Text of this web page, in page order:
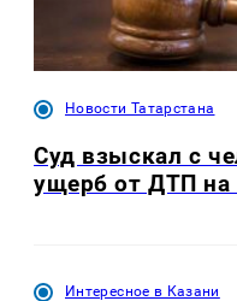
Новости Татарстана
Суд взыскал с
ущерб от ДТП на
Интересное в Казани